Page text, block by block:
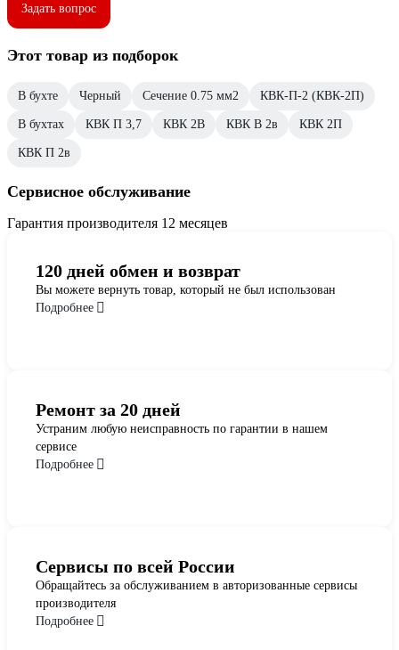
Задать вопрос
Этот товар из подборок
В бухте Черный Сечение 0.75 мм2 КВК-П-2 (КВК-2П)
В бухтах КВК П 3,7 КВК 2В КВК В 2в КВК 2П
КВК П 2в
Сервисное обслуживание
Гарантия производителя 12 месяцев
120 дней обмен и возврат
Вы можете вернуть товар, который не был использован
Подробнее
Ремонт за 20 дней
Устраним любую неисправность по гарантии в нашем
сервисе
Подробнее
Сервисы по всей России
Обращайтесь за обслуживанием в авторизованные сервисы
производителя
Подробнее